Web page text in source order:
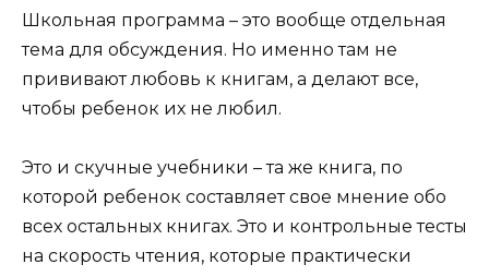
Школьная программа – это вообще отдельная
тема для обсуждения. Но именно там не
прививают любовь к книгам, а делают все,
чтобы ребенок их не любил.
Это и скучные учебники – та же книга, по
которой ребенок составляет свое мнение обо
всех остальных книгах. Это и контрольные тесты
на скорость чтения, которые практически